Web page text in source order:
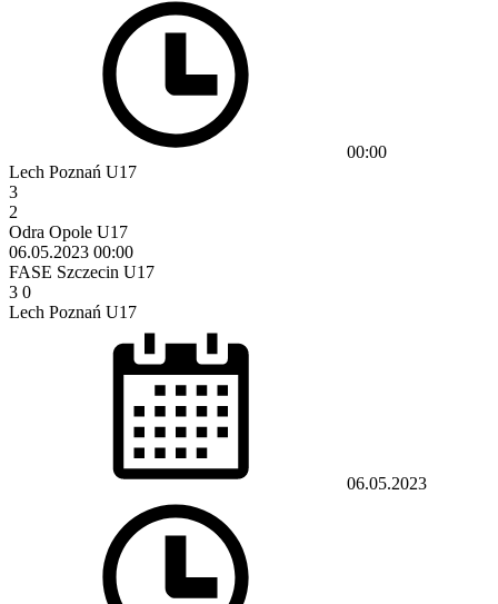
00:00
Lech Poznań U17
3
2
Odra Opole U17
06.05.2023 00:00
FASE Szczecin U17
3 0
Lech Poznań U17
06.05.2023